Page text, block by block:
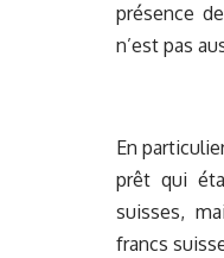
présence
n’est pas
En
prêt qui
suisses,
francs